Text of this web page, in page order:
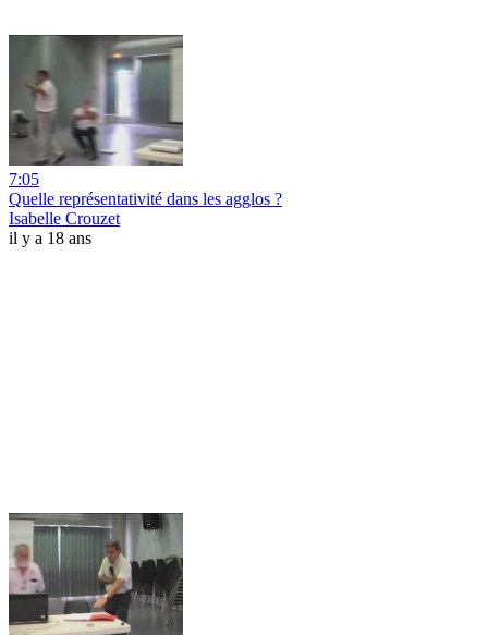
7:05
Quelle représentativité dans les agglos ?
Isabelle Crouzet
il y a 18 ans